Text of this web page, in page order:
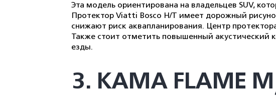
Эта модель ориентирована на владельцев SUV,
Протектор Viatti Bosco H/T имеет дорожный
снижают риск аквапланирования. Центр
Также стоит отметить повышенный акустический
езды.
3. KAMA FLAME